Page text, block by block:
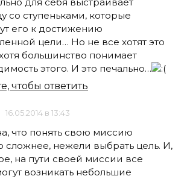
со ступеньками, которые
его к достижению
цели… Но не все хотят это
большинство понимает
этого. И это печально…
чтобы ответить
16.05.2014 в 13:43
что понять свою миссию
сложнее, нежели выбрать цель. И,
на пути своей миссии все
возникать небольшие